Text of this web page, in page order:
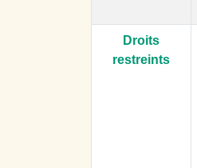
Droits
restreints